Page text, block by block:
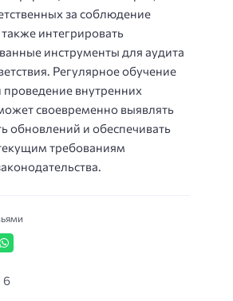
за соблюдение
интегрировать
инструменты для аудита
Регулярное обучение
проведение внутренних
своевременно выявлять
обновлений и обеспечивать
требованиям
6